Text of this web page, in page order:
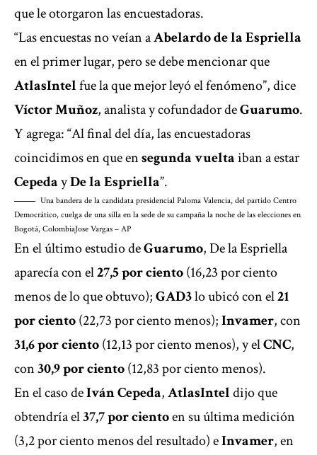
que le otorgaron las encuestadoras.
“Las encuestas no veían aAbelardo de la Espriella
en el primer lugar, pero se debe mencionar que
AtlasIntelfue la que mejor leyó el fenómeno”, dice
Víctor Muñoz, analista y cofundador deGuarumo.
Y agrega: “Al final del día, las encuestadoras
coincidimos en que ensegunda vueltaiban a estar
CepedayDe la Espriella”.
Una bandera de la candidata presidencial Paloma Valencia, del partido Centro
Democrático, cuelga de una silla en la sede de su campaña la noche de las elecciones en
Bogotá, ColombiaJose Vargas – AP
En el último estudio deGuarumo, De la Espriella
aparecía con el27,5 por ciento(16,23 por ciento
menos de lo que obtuvo);GAD3lo ubicó con el21
por ciento(22,73 por ciento menos);Invamer, con
31,6 por ciento(12,13 por ciento menos), y elCNC,
con30,9 por ciento(12,83 por ciento menos).
En el caso deIván Cepeda,AtlasInteldijo que
obtendría el37,7 por cientoen su última medición
(3,2 por ciento menos del resultado) eInvamer, en